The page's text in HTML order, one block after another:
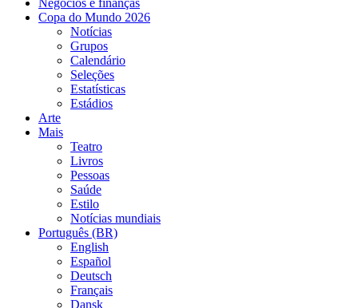
Negócios e finanças
Copa do Mundo 2026
Notícias
Grupos
Calendário
Seleções
Estatísticas
Estádios
Arte
Mais
Teatro
Livros
Pessoas
Saúde
Estilo
Notícias mundiais
Português (BR)
English
Español
Deutsch
Français
Dansk